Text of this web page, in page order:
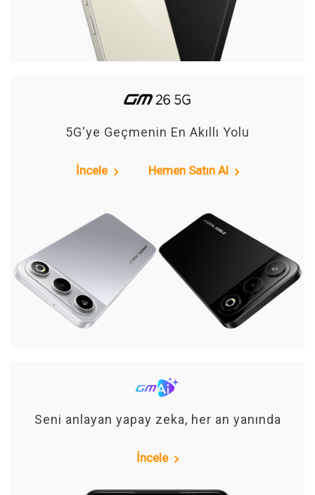
5G'ye Geçmenin En Akıllı Yolu
İncele Hemen Satın Al
Seni anlayan yapay zeka, her an yanında
İncele